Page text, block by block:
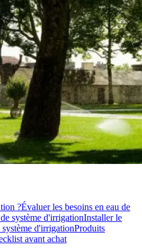
?Évaluer les besoins en eau de
système d'irrigationInstaller le
d'irrigationProduits
avant achat